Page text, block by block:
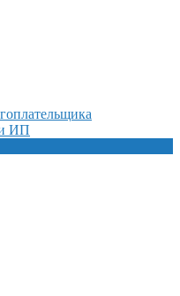
и ИП